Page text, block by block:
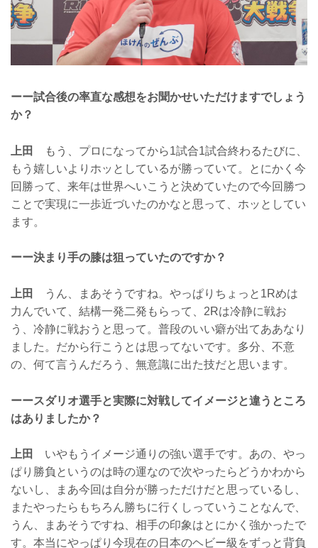
ーー試合後の率直な感想をお聞かせいただけますでしょう
か？
上田
もう、プロになってから1試合1試合終わるたびに、
もう嬉しいよりホッとしているが勝っていて。とにかく今
回勝って、来年は世界へいこうと決めていたので今回勝つ
ことで実現に一歩近づいたのかなと思って、ホッとしてい
ます。
ーー決まり手の膝は狙っていたのですか？
上田
うん、まあそうですね。やっぱりちょっと1Rめは
力んでいて、結構一発二発もらって、2Rは冷静に戦お
う、冷静に戦おうと思って。普段のいい癖が出てああなり
ました。だから行こうとは思ってないです。多分、不意
の、何て言うんだろう、無意識に出た技だと思います。
ーースダリオ選手と実際に対戦してイメージと違うところ
はありましたか？
上田
いやもうイメージ通りの強い選手です。あの、やっ
ぱり勝負というのは時の運なので次やったらどうかわから
ないし、まあ今回は自分が勝っただけだと思っているし、
またやったらもちろん勝ちに行くしっていうことなんで、
うん、まあそうですね、相手の印象はとにかく強かったで
す。本当にやっぱり今現在の日本のヘビー級をずっと背負